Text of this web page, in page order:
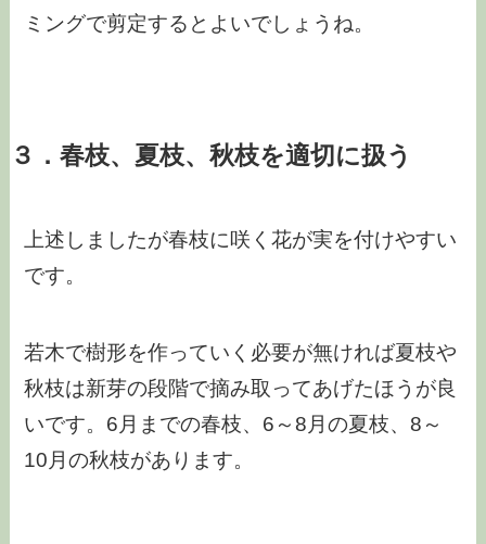
ミングで剪定するとよいでしょうね。
３．春枝、夏枝、秋枝を適切に扱う
上述しましたが春枝に咲く花が実を付けやすい
です。
若木で樹形を作っていく必要が無ければ夏枝や
秋枝は新芽の段階で摘み取ってあげたほうが良
いです。6月までの春枝、6～8月の夏枝、8～
10月の秋枝があります。